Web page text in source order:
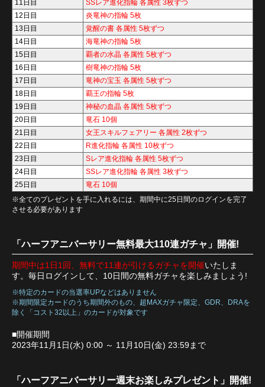
11日目
SSレア進化指輪 各属性 3枚ずつ
12日目
炎竜神の指輪 5枚
13日目
覚醒の書 各属性 5枚ずつ
14日目
海竜神の指輪 5枚
15日目
覇者の水晶 各属性 5枚ずつ
16日目
樹竜神の指輪 5枚
17日目
竜神の宝玉 各属性 5枚ずつ
18日目
覇王の指輪 5枚
19日目
神秘の血晶 各属性 5枚ずつ
20日目
竜石 10個
21日目
女王スキルフェアリー 各属性 2枚ずつ
22日目
R進化指輪 各属性 10枚ずつ
23日目
Sレア進化指輪 各属性 5枚ずつ
24日目
SSレア進化指輪 各属性 3枚ずつ
25日目
竜石 10個
※全てのプレゼントを手に入れるには、期間中に25日間のログインを完了
させる必要があります
「ハーフアニバーサリー無料最大110連ガチャ」開催!
期間中は1日1回、無料で11連が引けるガチャを開催いたしま
す。毎日ログインして、10日間の無料ガチャを楽しみましょう!
※特定のカードの当選率UPなどはありません
※期間限定カードのうち期間外のもの、超MAXガチャ限定、GDR、DRAを
除く「コスト32以上」のカードが対象です
■開催期間
2023年11月1日(水) 0:00 ～ 11月10日(金) 23:59まで
「ハーフアニバーサリー週末お楽しみプレゼント」開催!